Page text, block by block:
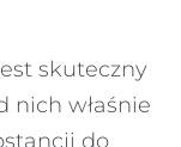
skuteczny
nich właśnie
do